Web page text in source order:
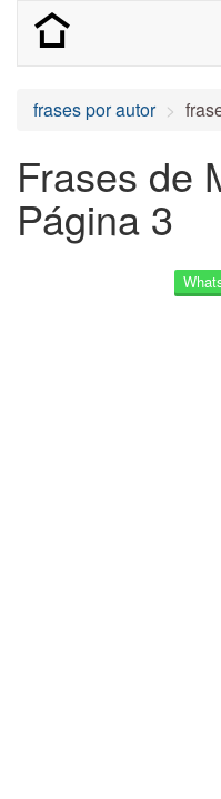
frases por autor
Frases de
Página 3